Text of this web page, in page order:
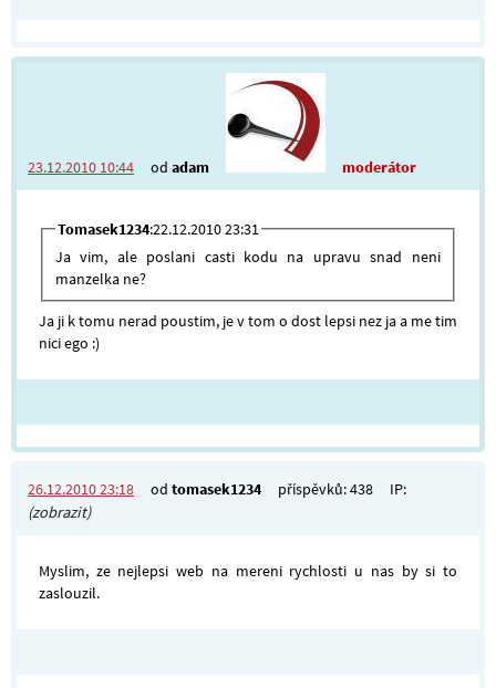
23.12.2010 10:44 od adam moderátor
Tomasek1234:22.12.2010 23:31
Ja vim, ale poslani casti kodu na upravu snad neni
manzelka ne?
Ja ji k tomu nerad poustim, je v tom o dost lepsi nez ja a me tim
nici ego :)
26.12.2010 23:18 od tomasek1234 příspěvků: 438
IP:
(zobrazit)
Myslim, ze nejlepsi web na mereni rychlosti u nas by si to
zaslouzil.